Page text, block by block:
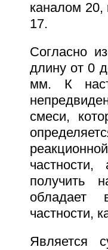
каналом 20,
17.
Согласно
длину от 0
мм. К
смеси,
получить
обладает
частности,
Является